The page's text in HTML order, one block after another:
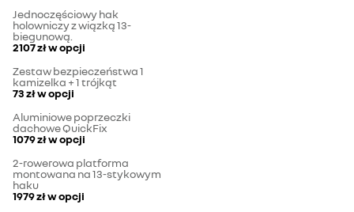
Jednoczęściowy hak
holowniczy z wiązką 13-
biegunową.
2107 złw opcji
Zestaw bezpieczeństwa 1
kamizelka + 1 trójkąt
73 złw opcji
Aluminiowe poprzeczki
dachowe QuickFix
1079 złw opcji
2-rowerowa platforma
montowana na 13-stykowym
haku
1979 złw opcji